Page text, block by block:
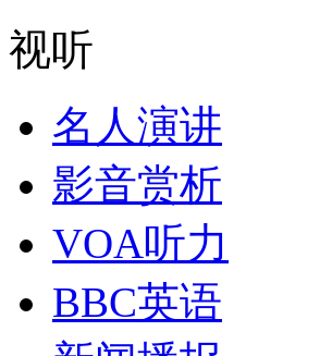
视听
名人演讲
影音赏析
VOA听力
BBC英语